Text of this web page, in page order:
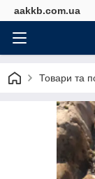
aakkb.com.ua
Товари та